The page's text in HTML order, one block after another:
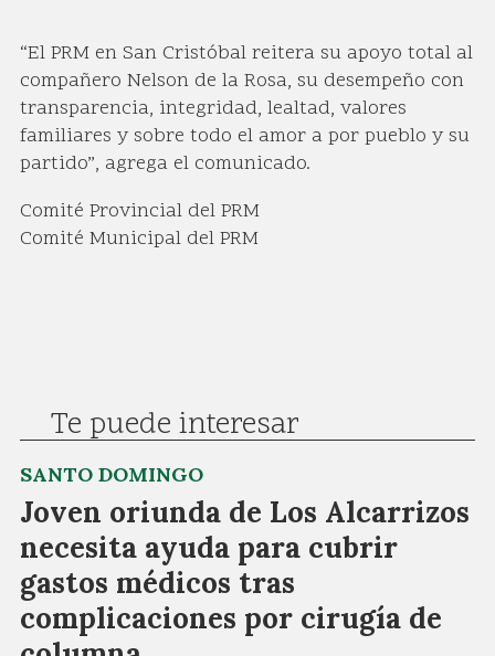
“El PRM en San Cristóbal reitera su apoyo total al
compañero Nelson de la Rosa, su desempeño con
transparencia, integridad, lealtad, valores
familiares y sobre todo el amor a por pueblo y su
partido”, agrega el comunicado.
Comité Provincial del PRM
Comité Municipal del PRM
Te puede interesar
Joven oriunda de Los Alcarrizos
necesita ayuda para cubrir
gastos médicos tras
complicaciones por cirugía de
SANTO DOMINGO